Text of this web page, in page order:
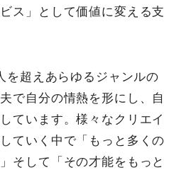
ス」として価値に変える支
を超えあらゆるジャンルの
で自分の情熱を形にし、自
ています。様々なクリエイ
ていく中で「もっと多くの
そして「その才能をもっと